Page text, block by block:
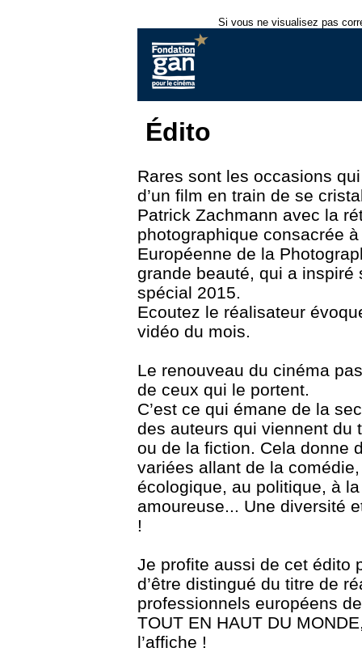
Si vous ne visualisez pas
Édito
Rares sont les occasions
d’un film en train de se
Patrick Zachmann avec la
photographique consacrée
Européenne de la
grande beauté, qui a inspiré
spécial 2015.
Ecoutez le réalisateur
vidéo du mois.
Le renouveau du cinéma
de ceux qui le portent.
C’est ce qui émane de la
des auteurs qui viennent du
ou de la fiction. Cela donne
variées allant de la
écologique, au politique, à
amoureuse... Une diversité
!
Je profite aussi de cet édito
d’être distingué du titre de
professionnels européens
TOUT EN HAUT DU
l’affiche !